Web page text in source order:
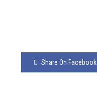
Share On Facebook